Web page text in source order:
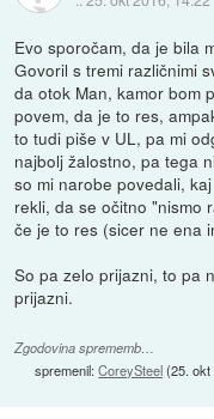
Evo sporočam, da je bila
Govoril s tremi različnimi
da otok Man, kamor bom
povem, da je to res,
to tudi piše v UL, pa mi
najbolj žalostno, pa tega
so mi narobe povedali,
rekli, da se očitno "nismo
če je to res (sicer ne ena
So pa zelo prijazni, to pa
prijazni.
Zgodovina sprememb…
spremenil:CoreySteel(25. okt